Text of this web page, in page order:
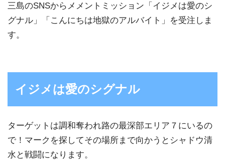
三島のSNSからメメントミッション「イジメは愛のシ
グナル」「こんにちは地獄のアルバイト」を受注しま
す。
イジメは愛のシグナル
ターゲットは調和奪われ路の最深部エリア７にいるの
で！マークを探してその場所まで向かうとシャドウ清
水と戦闘になります。